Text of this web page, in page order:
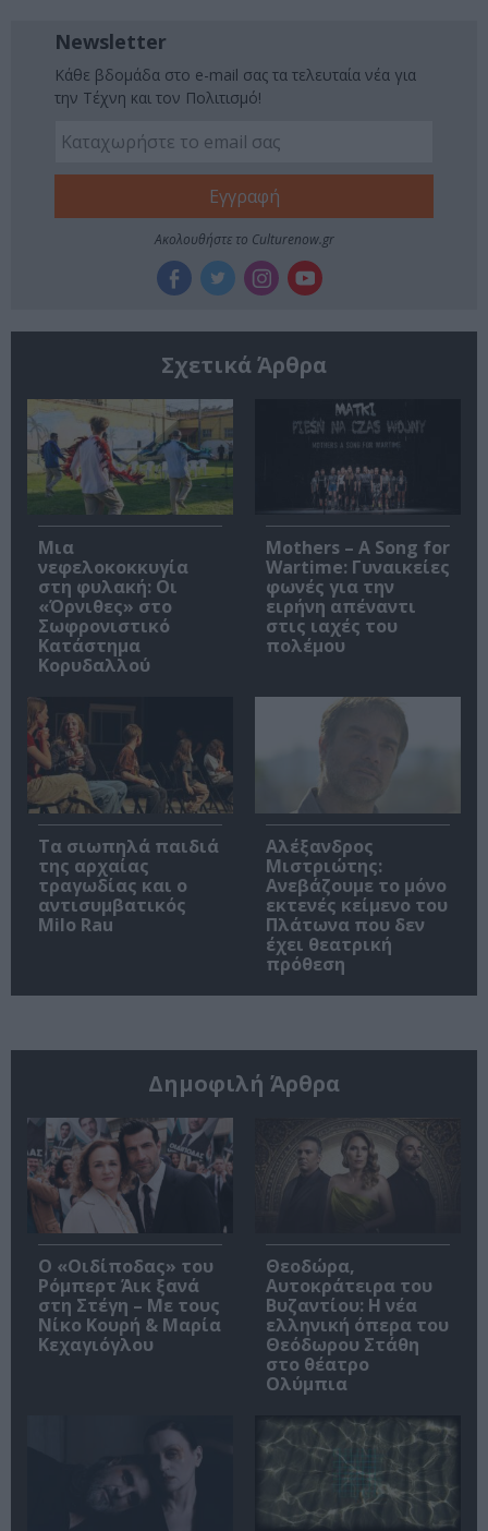
Newsletter
Κάθε βδομάδα στο e-mail σας τα τελευταία νέα για
την Τέχνη και τον Πολιτισμό!
Ακολουθήστε το Culturenow.gr
Σχετικά Άρθρα
Μια
νεφελοκοκκυγία
στη φυλακή: Οι
«Όρνιθες» στο
Σωφρονιστικό
Κατάστημα
Κορυδαλλού
Mothers – A Song for
Wartime: Γυναικείες
φωνές για την
ειρήνη απέναντι
στις ιαχές του
πολέμου
Τα σιωπηλά παιδιά
της αρχαίας
τραγωδίας και ο
αντισυμβατικός
Milo Rau
Αλέξανδρος
Μιστριώτης:
Ανεβάζουμε το μόνο
εκτενές κείμενο του
Πλάτωνα που δεν
έχει θεατρική
πρόθεση
Δημοφιλή Άρθρα
O «Οιδίποδας» του
Ρόμπερτ Άικ ξανά
στη Στέγη – Με τους
Νίκο Κουρή & Μαρία
Κεχαγιόγλου
Θεοδώρα,
Αυτοκράτειρα του
Βυζαντίου: Η νέα
ελληνική όπερα του
Θεόδωρου Στάθη
στο θέατρο
Ολύμπια